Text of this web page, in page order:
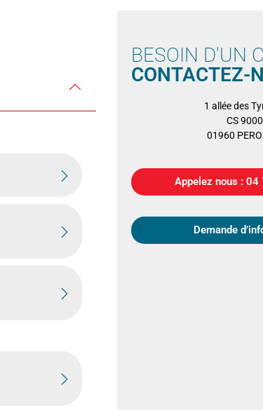
BESOIN D'UN
CONTACTEZ-
1 allée des
CS
01960
Appelez nous :
Demande